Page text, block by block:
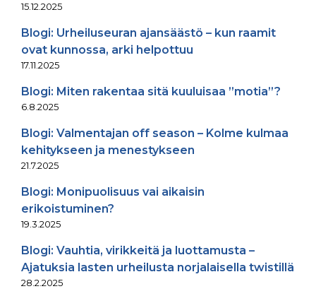
15.12.2025
Blogi: Urheiluseuran ajansäästö – kun raamit
ovat kunnossa, arki helpottuu
17.11.2025
Blogi: Miten rakentaa sitä kuuluisaa ”motia”?
6.8.2025
Blogi: Valmentajan off season – Kolme kulmaa
kehitykseen ja menestykseen
21.7.2025
Blogi: Monipuolisuus vai aikaisin
erikoistuminen?
19.3.2025
Blogi: Vauhtia, virikkeitä ja luottamusta –
Ajatuksia lasten urheilusta norjalaisella twistillä
28.2.2025